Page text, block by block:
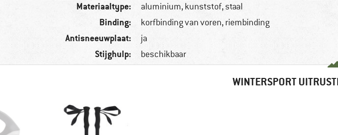
Materiaaltype: aluminium, kunststof, staal
Binding: korfbinding van voren, riembinding
Antisneeuwplaat: ja
Stijghulp: beschikbaar
WINTERSPORT